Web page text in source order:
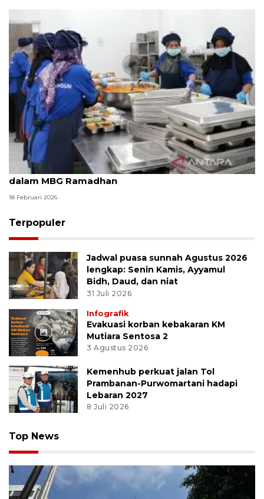
BGN minta SPPG kreatif olah pangan selain UPF
dalam MBG Ramadhan
18 Februari 2026
Terpopuler
Jadwal puasa sunnah Agustus 2026
lengkap: Senin Kamis, Ayyamul
Bidh, Daud, dan niat
31 Juli 2026
Infografik
Evakuasi korban kebakaran KM
Mutiara Sentosa 2
3 Agustus 2026
Kemenhub perkuat jalan Tol
Prambanan-Purwomartani hadapi
Lebaran 2027
8 Juli 2026
Top News